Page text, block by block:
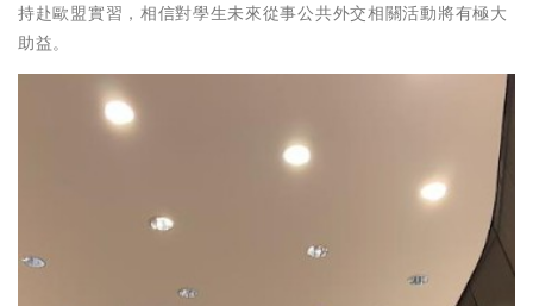
持赴歐盟實習，相信對學生未來從事公共外交相關活動將有極大
助益。